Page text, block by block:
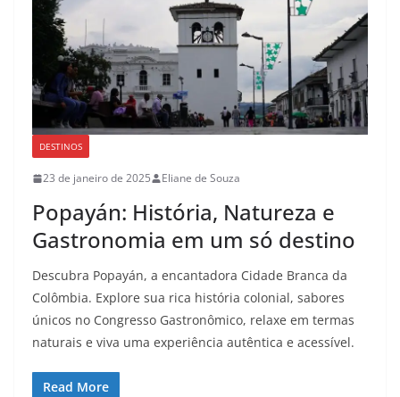
DESTINOS
23 de janeiro de 2025 Eliane de Souza
Popayán: História, Natureza e
Gastronomia em um só destino
Descubra Popayán, a encantadora Cidade Branca da
Colômbia. Explore sua rica história colonial, sabores
únicos no Congresso Gastronômico, relaxe em termas
naturais e viva uma experiência autêntica e acessível.
Read More